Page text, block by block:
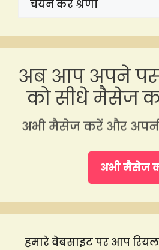
अब आप अपने
को सीधे मैसेज
अभी मैसेज करें और अपनी
अभी मैसेज
हमारे वेबसाइट पर आप